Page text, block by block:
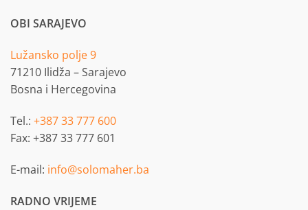
OBI SARAJEVO
Lužansko polje 9
71210 Ilidža – Sarajevo
Bosna i Hercegovina
Tel.: +387 33 777 600
Fax: +387 33 777 601
E-mail: info@solomaher.ba
RADNO VRIJEME